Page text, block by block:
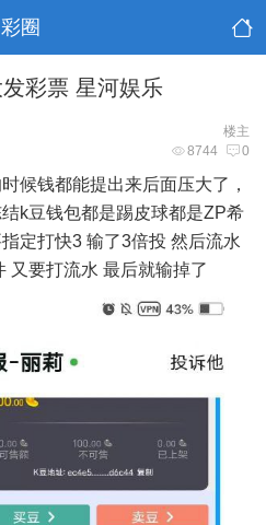
彩圈
彩票 星河娱乐
楼主
8744 0
候钱都能提出来后面压大了，
k豆钱包都是踢皮球都是ZP希
定打快3 输了3倍投 然后流水
又要打流水 最后就输掉了